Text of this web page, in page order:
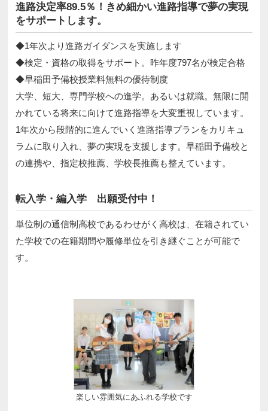
進路決定率89.5％！きめ細かい進路指導で夢の実現
をサポートします。
◆1年次より進路ガイダンスを実施します
◆検定・資格の取得をサポート。昨年度797名が検定合格
◆早稲田予備校授業料無料の優待制度
大学、短大、専門学校への進学。あるいは就職。無限に開
かれている将来に向けて進路指導を大変重視しています。
1年次から段階的に進んでいく進路指導プランをカリキュ
ラムに取り入れ、夢の実現を支援します。早稲田予備校と
の連携や、指定校推薦、学校長推薦も整えています。
転入学・編入学 出願受付中！
単位制の通信制高校であるわせがく高校は、在籍されてい
た学校での在籍期間や履修単位を引き継ぐことが可能で
す。
楽しい雰囲気にあふれる学校です